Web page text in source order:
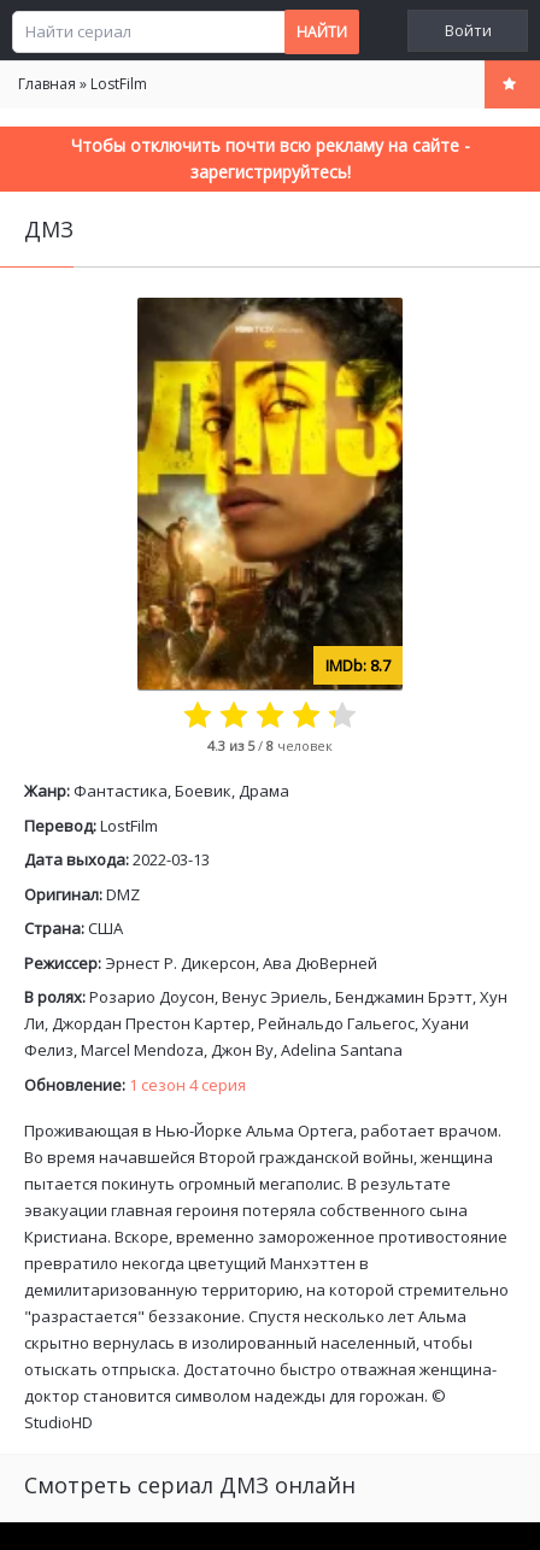
Войти
Главная » LostFilm
Чтобы отключить почти всю рекламу на сайте -
зарегистрируйтесь!
ДМЗ
8.7
4.3 из 5/ 8 человек
Жанр: Фантастика, Боевик, Драма
Перевод:LostFilm
Дата выхода:2022-03-13
Оригинал:DMZ
Страна:США
Режиссер: Эрнест Р. Дикерсон, Ава ДюВерней
В ролях:Розарио Доусон, Венус Эриель, Бенджамин Брэтт, Хун
Ли, Джордан Престон Картер, Рейнальдо Гальегос, Хуани
Фелиз, Marcel Mendoza, Джон Ву, Adelina Santana
Обновление: 1 сезон 4 серия
Проживающая в Нью-Йорке Альма Ортега, работает врачом.
Во время начавшейся Второй гражданской войны, женщина
пытается покинуть огромный мегаполис. В результате
эвакуации главная героиня потеряла собственного сына
Кристиана. Вскоре, временно замороженное противостояние
превратило некогда цветущий Манхэттен в
демилитаризованную территорию, на которой стремительно
"разрастается" беззаконие. Спустя несколько лет Альма
скрытно вернулась в изолированный населенный, чтобы
отыскать отпрыска. Достаточно быстро отважная женщина-
доктор становится символом надежды для горожан. ©
StudioHD
Смотреть сериал ДМЗ онлайн